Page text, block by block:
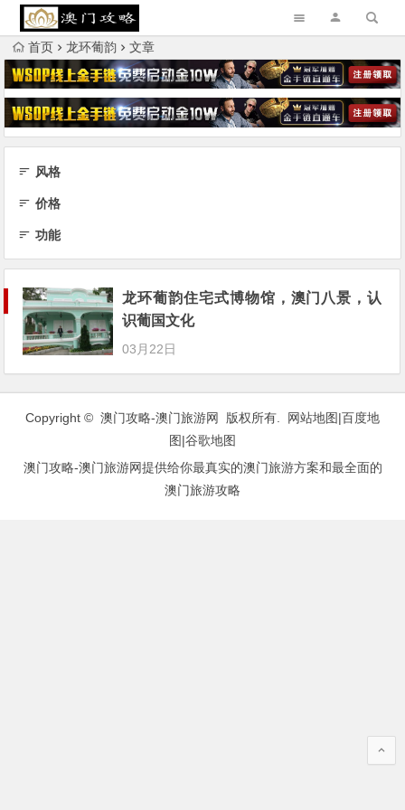
首页 龙环葡韵 文章
风格
价格
功能
龙环葡韵住宅式博物馆，澳门八景，认
识葡国文化
03月22日
Copyright © 澳门攻略-澳门旅游网 版权所有. 网站地图|百度地
图|谷歌地图
澳门攻略-澳门旅游网提供给你最真实的澳门旅游方案和最全面的
澳门旅游攻略